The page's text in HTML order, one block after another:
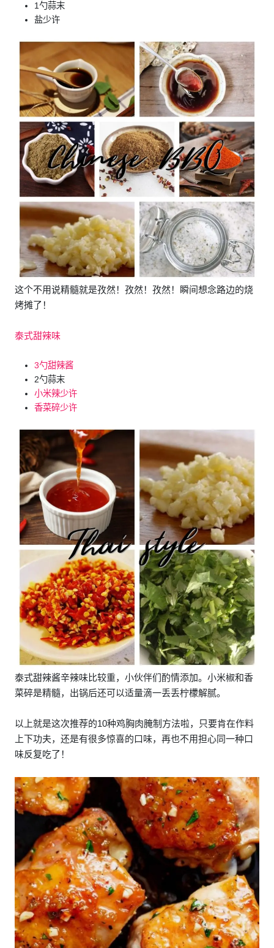
1勺蒜末
盐少许
这个不用说精髓就是孜然！孜然！孜然！瞬间想念路边的烧
烤摊了！
泰式甜辣味
3勺甜辣酱
2勺蒜末
小米辣少许
香菜碎少许
泰式甜辣酱辛辣味比较重，小伙伴们酌情添加。小米椒和香
菜碎是精髓，出锅后还可以适量滴一丢丢柠檬解腻。
以上就是这次推荐的10种鸡胸肉腌制方法啦，只要肯在作料
上下功夫，还是有很多惊喜的口味，再也不用担心同一种口
味反复吃了！